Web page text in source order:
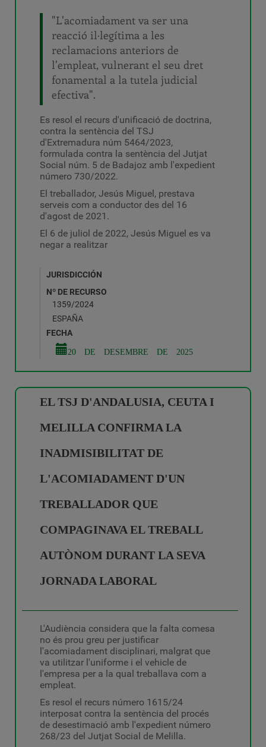
"L'acomiadament va ser una
reacció il·legítima a les
reclamacions anteriors de
l'empleat, vulnerant el seu dret
fonamental a la tutela judicial
efectiva".
Es resol el recurs d'unificació de doctrina,
contra la sentència del TSJ
d'Extremadura núm 5464/2023,
formulada contra la sentència del Jutjat
Social núm. 5 de Badajoz amb l'expedient
número 730/2022.
El treballador, Jesús Miguel, prestava
serveis com a conductor des del 16
d'agost de 2021.
El 6 de juliol de 2022, Jesús Miguel es va
negar a realitzar
JURISDICCIÓN
Nº DE RECURSO
1359/2024
ESPAÑA
FECHA
20 DE DESEMBRE DE 2025
EL TSJ D'ANDALUSIA, CEUTA I
MELILLA CONFIRMA LA
INADMISIBILITAT DE
L'ACOMIADAMENT D'UN
TREBALLADOR QUE
COMPAGINAVA EL TREBALL
AUTÒNOM DURANT LA SEVA
JORNADA LABORAL
L'Audiència considera que la falta comesa
no és prou greu per justificar
l'acomiadament disciplinari, malgrat que
va utilitzar l'uniforme i el vehicle de
l'empresa per a la qual treballava com a
empleat.
Es resol el recurs número 1615/24
interposat contra la sentència del procés
de desestimació amb l'expedient número
268/23 del Jutjat Social de Melilla.